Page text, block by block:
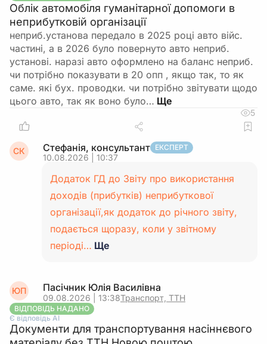
Облік автомобіля гуманітарної допомоги в
неприбутковій організації
неприб.установа передало в 2025 році авто війс.
частині, а в 2026 було повернуто авто неприб.
установі. наразі авто оформлено на баланс неприб.
чи потрібно показувати в 20 опп , якщо так, то як
саме. які бух. проводки. чи потрібно звітувати щодо
цього авто, так як воно було…
5
СК Стефанія, консультант ЕКСПЕРТ
10.08.2026 | 10:37
Додаток ГД до Звіту про використання
доходів (прибутків) неприбуткової
організації,як додаток до річного звіту,
подається щоразу, коли у звітному
періоді… Ще
ЮП Пасічник Юлія Василівна
09.08.2026 | 13:38Транспорт, ТТН
ВІДПОВІДЬ НАДАНО
Є відповідь АІ
Документи для транспортування насіннєвого